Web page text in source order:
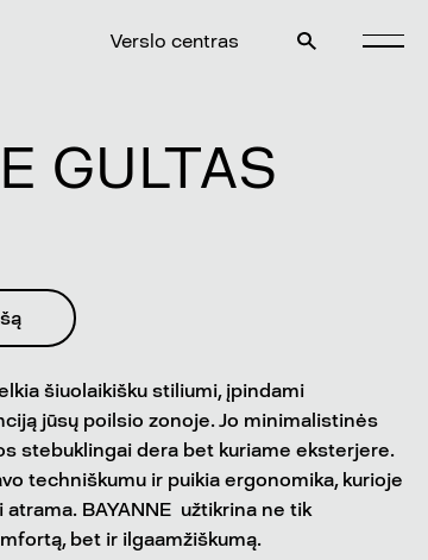
Verslo centras
GULTAS
šiuolaikišku stiliumi, įpindami
jūsų poilsio zonoje. Jo minimalistinės
stebuklingai dera bet kuriame eksterjere.
techniškumu ir puikia ergonomika, kurioje
BAYANNE užtikrina ne tik
bet ir ilgaamžiškumą.